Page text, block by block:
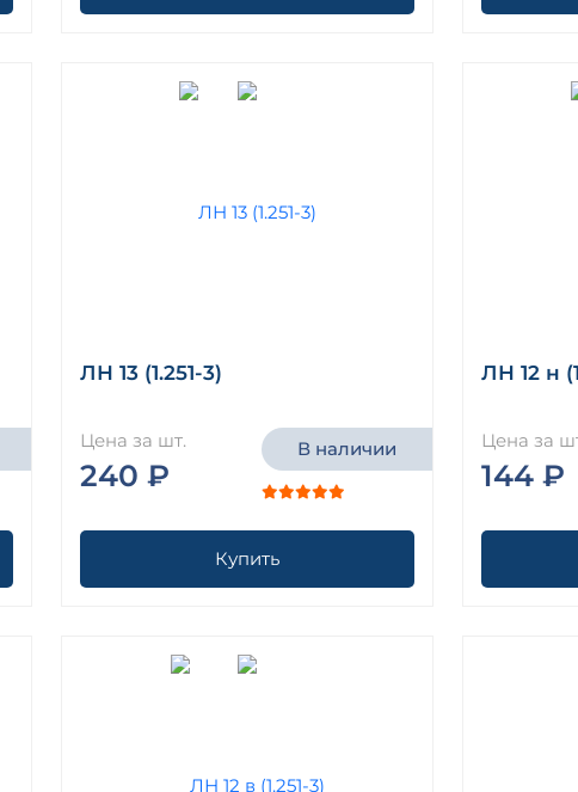
ЛН 13 (1.251-3)
Цена за шт.
240 ₽
В наличии
Купить
ЛН 12 н
Цена за
144 ₽